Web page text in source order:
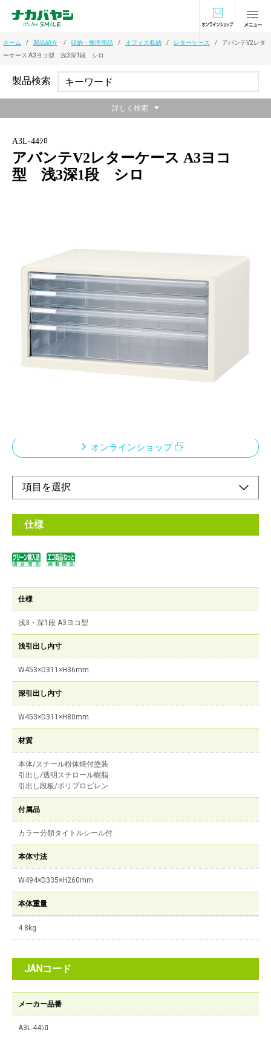
オンラインショ
ホーム 製品紹介 収納・整理用品 オフィス収納 レターケース
アバンテV2レタ
ーケース A3ヨコ型 浅3深1段 シロ
A3L-44ｼﾛ
アバンテV2レターケース A3ヨコ
型 浅3深1段 シロ
浅3・深1段 A3ヨコ型
メーカー希望小売価格：
¥19,800+ 税
書類や小物の収納のベストツール。「グリーン購入法」適合。環
境に配慮した設計となっています。カラー分類ができるタイトル
シール付きです。シールは5色の使い分けができます。仕切り板
オンラインショップ
仕様
仕様
浅3・深1段 A3ヨコ型
浅引出し内寸
W453×D311×H36mm
深引出し内寸
W453×D311×H80mm
材質
本体/スチール粉体焼付塗装
引出し/透明スチロール樹脂
引出し段板/ポリプロピレン
付属品
カラー分類タイトルシール付
本体寸法
W494×D335×H260mm
本体重量
4.8kg
JANコード
メーカー品番
A3L-44ｼﾛ
製品検索
詳しく検索